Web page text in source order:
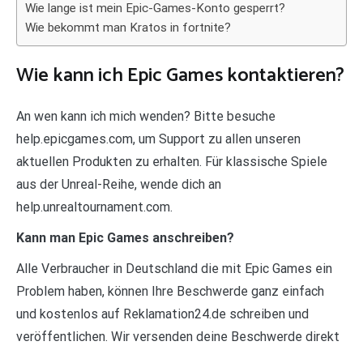
Wie lange ist mein Epic-Games-Konto gesperrt?
Wie bekommt man Kratos in fortnite?
Wie kann ich Epic Games kontaktieren?
An wen kann ich mich wenden? Bitte besuche
help.epicgames.com, um Support zu allen unseren
aktuellen Produkten zu erhalten. Für klassische Spiele
aus der Unreal-Reihe, wende dich an
help.unrealtournament.com.
Kann man Epic Games anschreiben?
Alle Verbraucher in Deutschland die mit Epic Games ein
Problem haben, können Ihre Beschwerde ganz einfach
und kostenlos auf Reklamation24.de schreiben und
veröffentlichen. Wir versenden deine Beschwerde direkt